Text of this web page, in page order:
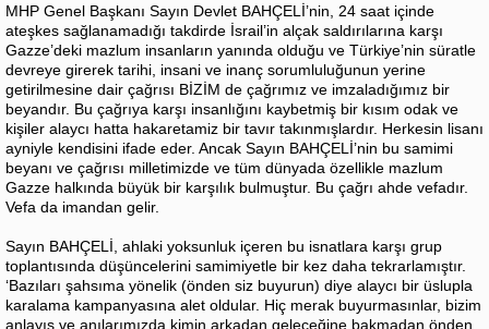
MHP Genel Başkanı Sayın Devlet BAHÇELİ’nin, 24 saat içinde
ateşkes sağlanamadığı takdirde İsrail’in alçak saldırılarına karşı
Gazze’deki mazlum insanların yanında olduğu ve Türkiye’nin süratle
devreye girerek tarihi, insani ve inanç sorumluluğunun yerine
getirilmesine dair çağrısı BİZİM de çağrımız ve imzaladığımız bir
beyandır. Bu çağrıya karşı insanlığını kaybetmiş bir kısım odak ve
kişiler alaycı hatta hakaretamiz bir tavır takınmışlardır. Herkesin lisanı
ayniyle kendisini ifade eder. Ancak Sayın BAHÇELİ’nin bu samimi
beyanı ve çağrısı milletimizde ve tüm dünyada özellikle mazlum
Gazze halkında büyük bir karşılık bulmuştur. Bu çağrı ahde vefadır.
Vefa da imandan gelir.
Sayın BAHÇELİ, ahlaki yoksunluk içeren bu isnatlara karşı grup
toplantısında düşüncelerini samimiyetle bir kez daha tekrarlamıştır.
‘Bazıları şahsıma yönelik (önden siz buyurun) diye alaycı bir üslupla
karalama kampanyasına alet oldular. Hiç merak buyurmasınlar, bizim
anlayış ve anılarımızda kimin arkadan geleceğine bakmadan önden